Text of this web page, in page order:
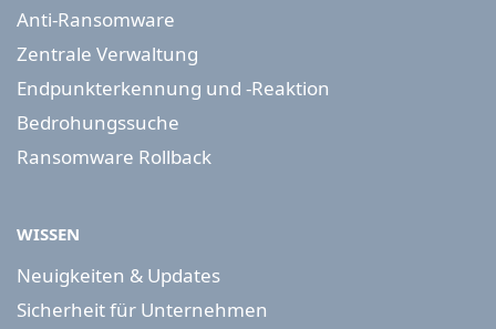
Anti-Ransomware
Zentrale Verwaltung
Endpunkterkennung und -Reaktion
Bedrohungssuche
Ransomware Rollback
WISSEN
Neuigkeiten & Updates
Sicherheit für Unternehmen